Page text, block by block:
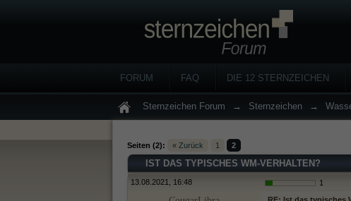
FORUM FAQ DIE 12 STERNZEICHEN
Sternzeichen Forum → Sternzeichen →
Seiten (2): « Zurück 1 2
IST DAS TYPISCHES WM-VERHALTEN?
13.08.2021, 16:48 1